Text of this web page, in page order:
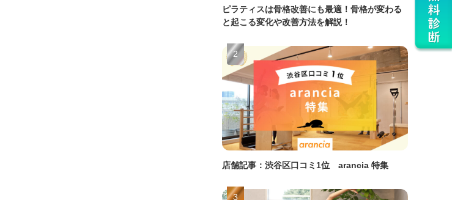
ピラティスは骨格改善にも最適！骨格が変わる
と起こる変化や改善方法を解説！
店舗記事：渋谷区口コミ1位 arancia 特集